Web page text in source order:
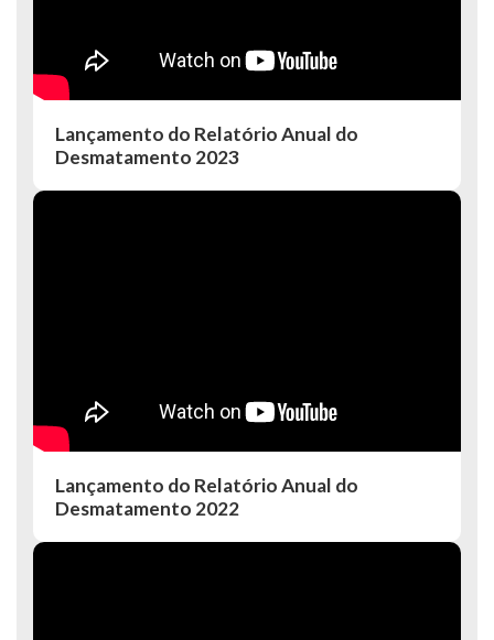
Lançamento do Relatório Anual do
Desmatamento 2023
Lançamento do Relatório Anual do
Desmatamento 2022